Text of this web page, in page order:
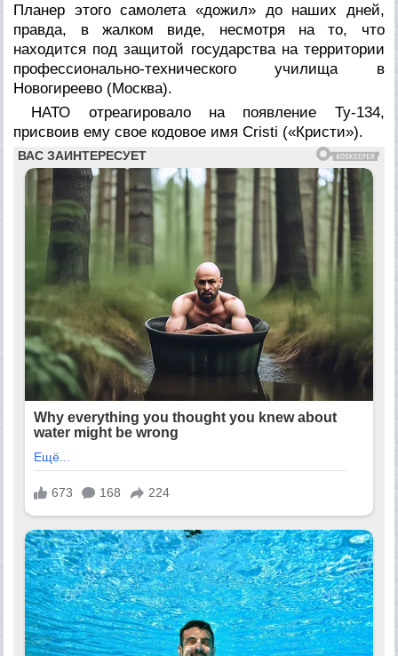
Планер этого самолета «дожил» до наших дней,
правда, в жалком виде, несмотря на то, что
находится под защитой государства на территории
профессионально-технического училища в
Новогиреево (Москва).
НАТО отреагировало на появление Ту-134,
присвоив ему свое кодовое имя Cristi («Кристи»).